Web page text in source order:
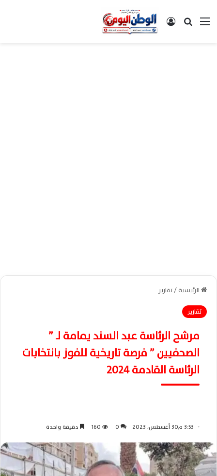
القائمةبحث عن تسجيل الدخول
الرئيسية/تقارير
تقارير
مرشح الرئاسة عبد السند يمامة لـ ”
الصحفيين ” فرصة تاريخية للفوز بانتخابات
الرئاسة القادمة 2024
3:53 م30 أغسطس، 2023 0
160 دقيقة واحدة